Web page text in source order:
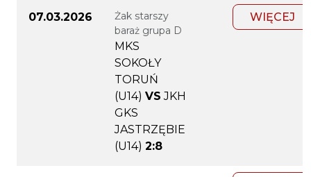
07.03.2026
Żak starszy
baraż grupa D
MKS
SOKOŁY
TORUŃ
(U14) VS JKH
GKS
JASTRZĘBIE
(U14) 2:8
WIĘCEJ